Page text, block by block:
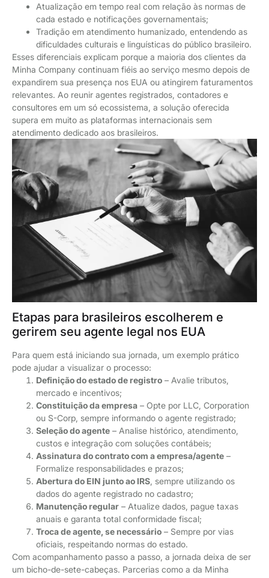
Atualização em tempo real com relação às normas de
cada estado e notificações governamentais;
Tradição em atendimento humanizado, entendendo as
dificuldades culturais e linguísticas do público brasileiro.
Esses diferenciais explicam porque a maioria dos clientes da
Minha Company continuam fiéis ao serviço mesmo depois de
expandirem sua presença nos EUA ou atingirem faturamentos
relevantes. Ao reunir agentes registrados, contadores e
consultores em um só ecossistema, a solução oferecida
supera em muito as plataformas internacionais sem
atendimento dedicado aos brasileiros.
Etapas para brasileiros escolherem e
gerirem seu agente legal nos EUA
Para quem está iniciando sua jornada, um exemplo prático
pode ajudar a visualizar o processo:
Definição do estado de registro – Avalie tributos,
mercado e incentivos;
Constituição da empresa – Opte por LLC, Corporation
ou S-Corp, sempre informando o agente registrado;
Seleção do agente – Analise histórico, atendimento,
custos e integração com soluções contábeis;
Assinatura do contrato com a empresa/agente –
Formalize responsabilidades e prazos;
Abertura do EIN junto ao IRS , sempre utilizando os
dados do agente registrado no cadastro;
Manutenção regular – Atualize dados, pague taxas
anuais e garanta total conformidade fiscal;
Troca de agente, se necessário – Sempre por vias
oficiais, respeitando normas do estado.
Com acompanhamento passo a passo, a jornada deixa de ser
um bicho-de-sete-cabeças. Parcerias como a da Minha